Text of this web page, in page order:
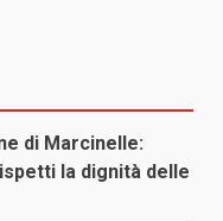
di Marcinelle:
la dignità delle